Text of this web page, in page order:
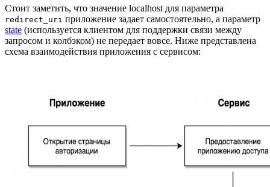
Стоит заметить, что значение localhost для параметра
redirect_uri приложение задает самостоятельно, а параметр
state (используется клиентом для поддержки связи между
запросом и колбэком) не передает вовсе. Ниже представлена
схема взаимодействия приложения с сервисом: